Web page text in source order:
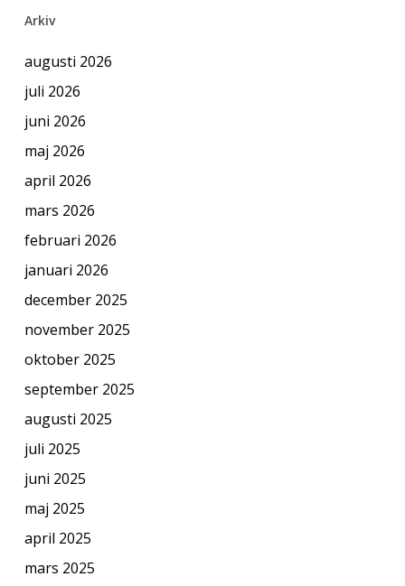
Arkiv
augusti 2026
juli 2026
juni 2026
maj 2026
april 2026
mars 2026
februari 2026
januari 2026
december 2025
november 2025
oktober 2025
september 2025
augusti 2025
juli 2025
juni 2025
maj 2025
april 2025
mars 2025